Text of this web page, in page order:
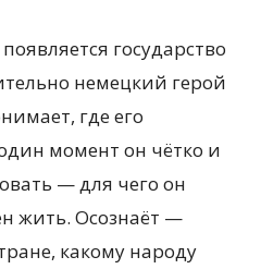
государство
немецкий герой
где его
момент он чётко и
— для чего он
жить. Осознаёт —
какому народу